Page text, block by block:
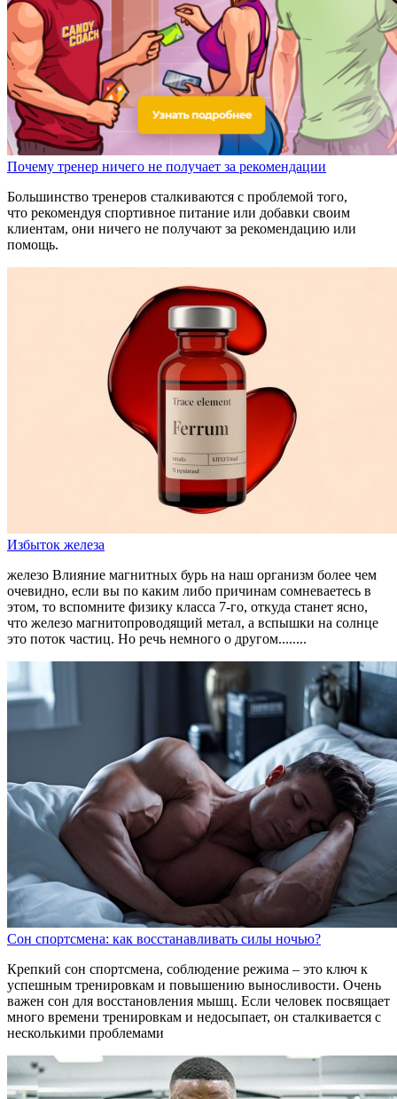
Почему тренер ничего не получает за рекомендации
Большинство тренеров сталкиваются с проблемой того,
что рекомендуя спортивное питание или добавки своим
клиентам, они ничего не получают за рекомендацию или
помощь.
Избыток железа
железо Влияние магнитных бурь на наш организм более чем
очевидно, если вы по каким либо причинам сомневаетесь в
этом, то вспомните физику класса 7‑го, откуда станет ясно,
что железо магнитопроводящий метал, а вспышки на солнце
это поток частиц. Но речь немного о другом........
Сон спортсмена: как восстанавливать силы ночью?
Крепкий сон спортсмена, соблюдение режима – это ключ к
успешным тренировкам и повышению выносливости. Очень
важен сон для восстановления мышц. Если человек посвящает
много времени тренировкам и недосыпает, он сталкивается с
несколькими проблемами